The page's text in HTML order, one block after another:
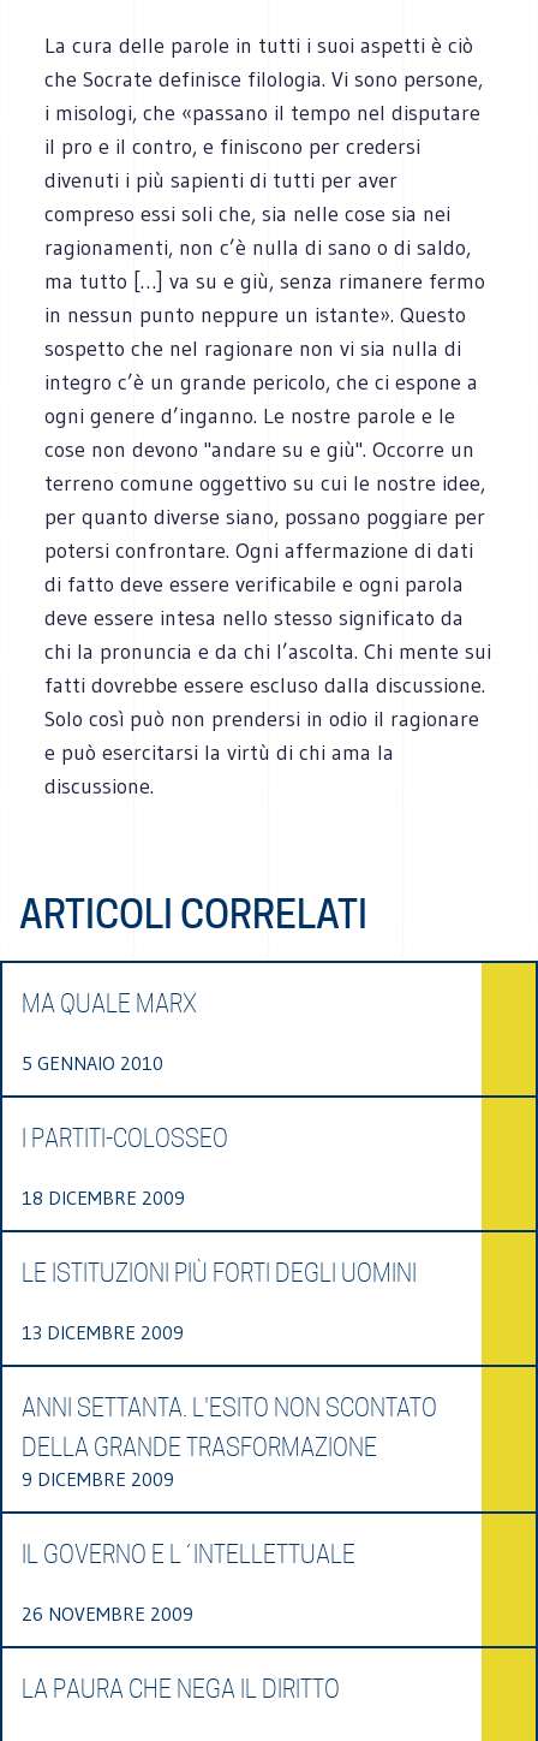
La cura delle parole in tutti i suoi aspetti è ciò
che Socrate definisce filologia. Vi sono persone,
i misologi, che «passano il tempo nel disputare
il pro e il contro, e finiscono per credersi
divenuti i più sapienti di tutti per aver
compreso essi soli che, sia nelle cose sia nei
ragionamenti, non c’è nulla di sano o di saldo,
ma tutto […] va su e giù, senza rimanere fermo
in nessun punto neppure un istante». Questo
sospetto che nel ragionare non vi sia nulla di
integro c’è un grande pericolo, che ci espone a
ogni genere d’inganno. Le nostre parole e le
cose non devono "andare su e giù". Occorre un
terreno comune oggettivo su cui le nostre idee,
per quanto diverse siano, possano poggiare per
potersi confrontare. Ogni affermazione di dati
di fatto deve essere verificabile e ogni parola
deve essere intesa nello stesso significato da
chi la pronuncia e da chi l’ascolta. Chi mente sui
fatti dovrebbe essere escluso dalla discussione.
Solo così può non prendersi in odio il ragionare
e può esercitarsi la virtù di chi ama la
discussione.
ARTICOLI CORRELATI
MA QUALE MARX
5 GENNAIO 2010
I PARTITI-COLOSSEO
18 DICEMBRE 2009
LE ISTITUZIONI PIÙ FORTI DEGLI UOMINI
13 DICEMBRE 2009
ANNI SETTANTA. L'ESITO NON SCONTATO
DELLA GRANDE TRASFORMAZIONE
9 DICEMBRE 2009
IL GOVERNO E L´INTELLETTUALE
26 NOVEMBRE 2009
LA PAURA CHE NEGA IL DIRITTO